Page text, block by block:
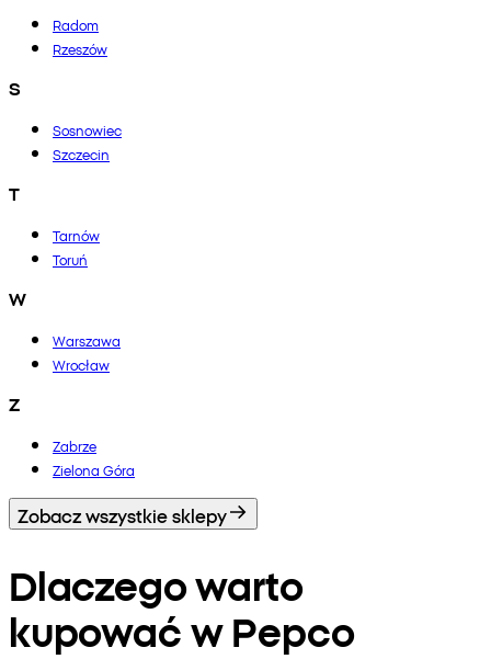
Radom
Rzeszów
S
Sosnowiec
Szczecin
T
Tarnów
Toruń
W
Warszawa
Wrocław
Z
Zabrze
Zielona Góra
Zobacz wszystkie sklepy
Dlaczego warto
kupować w Pepco